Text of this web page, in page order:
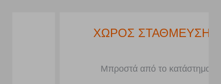
ΧΩΡΟΣ ΣΤΑΘΜΕΥΣΗΣ
Μπροστά από το κατάστημα